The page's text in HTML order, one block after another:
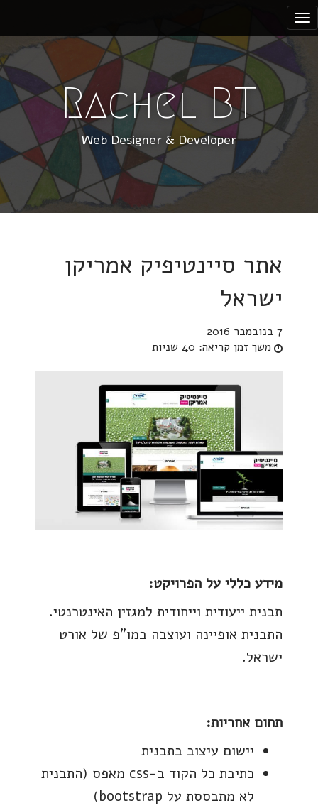
M
a
m
Rachel BT
Web Designer & Developer
אתר סיינטיפיק אמריקן
ישראל
7 בנובמבר 2016
משך זמן קריאה: 40 שניות
מידע כללי על הפרויקט:
תבנית ייעודית וייחודית למגזין האינטרנטי.
התבנית אופיינה ועוצבה במו"פ של אורט
ישראל.
תחום אחריות:
יישום עיצוב בתבנית
כתיבת כל הקוד ב-css מאפס (התבנית
לא מתבססת על bootstrap)